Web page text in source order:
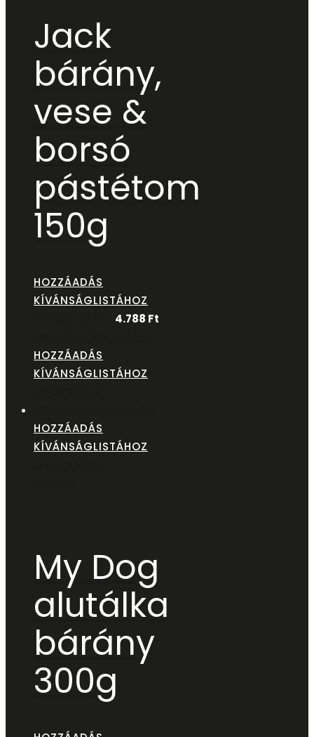
Jack
bárány,
vese &
borsó
pástétom
150g
HOZZÁADÁS
KÍVÁNSÁGLISTÁHOZ
4.788 Ft
HOZZÁADÁS
KÍVÁNSÁGLISTÁHOZ
HOZZÁADÁS
KÍVÁNSÁGLISTÁHOZ
My Dog
alutálka
bárány
300g